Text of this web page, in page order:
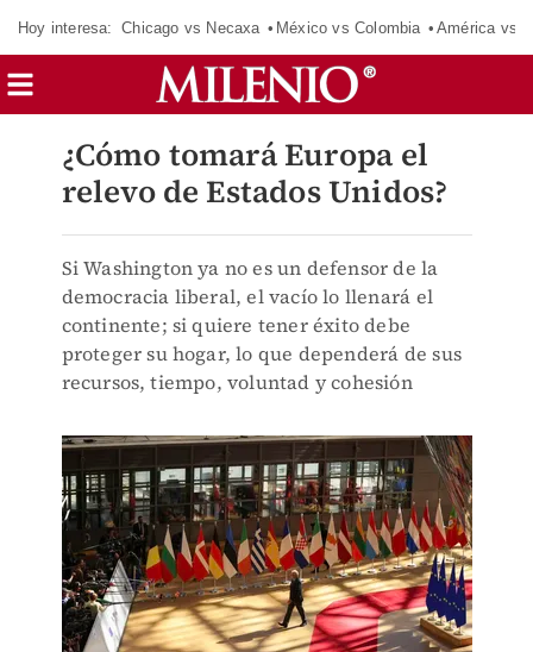
Hoy interesa: Chicago vs Necaxa México vs Colombia América vs
¿Cómo tomará Europa el
relevo de Estados Unidos?
Si Washington ya no es un defensor de la
democracia liberal, el vacío lo llenará el
continente; si quiere tener éxito debe
proteger su hogar, lo que dependerá de sus
recursos, tiempo, voluntad y cohesión